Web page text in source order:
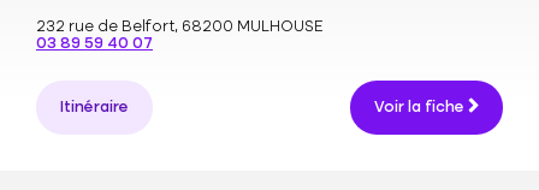
232 rue de Belfort, 68200 MULHOUSE
03 89 59 40 07
Itinéraire Voir la fiche